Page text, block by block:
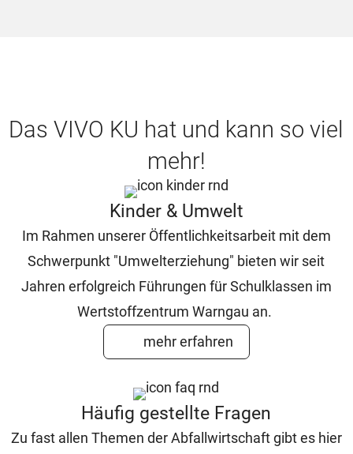
Das VIVO KU hat und kann so viel
mehr!
Kinder & Umwelt
Im Rahmen unserer Öffentlichkeitsarbeit mit dem
Schwerpunkt "Umwelterziehung" bieten wir seit
Jahren erfolgreich Führungen für Schulklassen im
Wertstoffzentrum Warngau an.
mehr erfahren
Häufig gestellte Fragen
Zu fast allen Themen der Abfallwirtschaft gibt es hier